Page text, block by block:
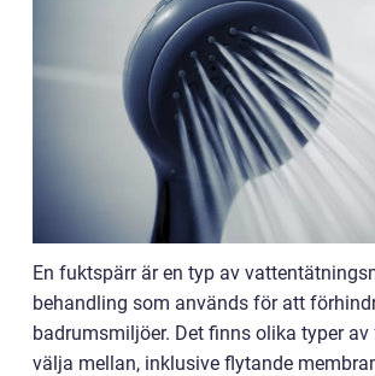
En fuktspärr är en typ av
behandling som används för att
badrumsmiljöer. Det finns olika typer
välja mellan, inklusive flytande